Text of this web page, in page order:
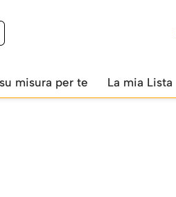
misura per te La mia Lista